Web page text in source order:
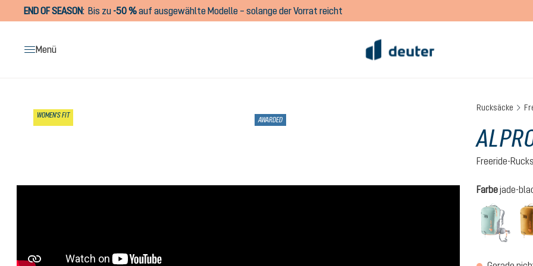
Zur Hauptnavigation springen
END OF SEASON: Bis zu -50 %auf ausgewählte Modelle – solange der Vorrat reicht
Menü
WOMEN'S FIT
AWARDED
Rucksäcke
Freeride-
Farbejade-
jade-